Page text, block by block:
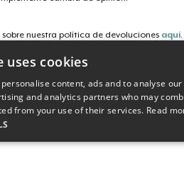
nuestra política de devoluciones aquí.
uses cookies
content, ads and to analyse
and analytics partners who may
from your use of their services. Read